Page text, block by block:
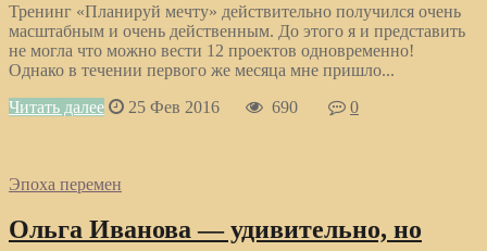
Тренинг «Планируй мечту» действительно получился очень
масштабным и очень действенным. До этого я и представить
не могла что можно вести 12 проектов одновременно!
Однако в течении первого же месяца мне пришло...
Читать далее
25 Фев 2016 690 0
Эпоха перемен
Ольга Иванова — удивительно, но